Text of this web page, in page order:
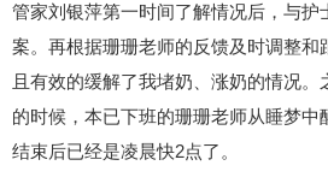
管家刘银萍第一时间了解情况后，与护
案。再根据珊珊老师的反馈及时调整和
且有效的缓解了我堵奶、涨奶的情况
的时候，本已下班的珊珊老师从睡梦中
结束后已经是凌晨快2点了。